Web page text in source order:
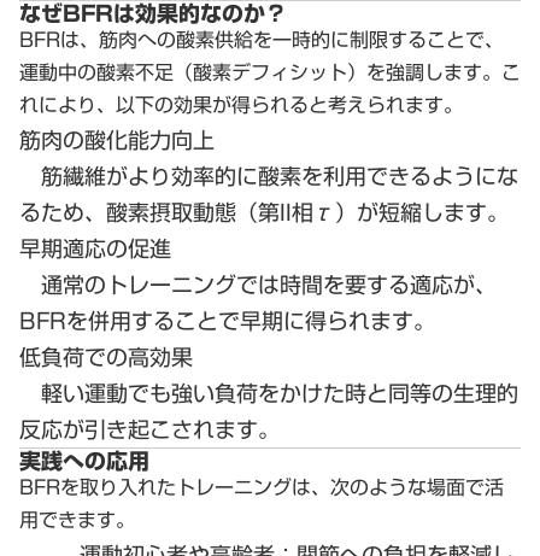
なぜBFRは効果的なのか？
BFRは、筋肉への酸素供給を一時的に制限することで、
運動中の酸素不足（酸素デフィシット）を強調します。こ
れにより、以下の効果が得られると考えられます。
筋肉の酸化能力向上
筋繊維がより効率的に酸素を利用できるようにな
るため、酸素摂取動態（第II相τ）が短縮します。
早期適応の促進
通常のトレーニングでは時間を要する適応が、
BFRを併用することで早期に得られます。
低負荷での高効果
軽い運動でも強い負荷をかけた時と同等の生理的
反応が引き起こされます。
実践への応用
BFRを取り入れたトレーニングは、次のような場面で活
用できます。